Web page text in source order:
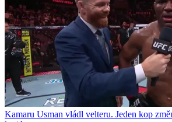
Kamaru Usman vládl velteru. Jeden kop